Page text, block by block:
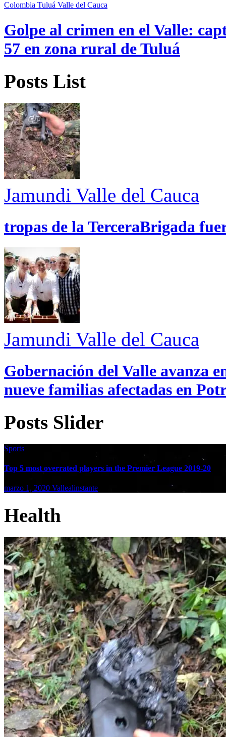
Colombia Tuluá Valle del Cauca
Golpe al crimen en el Valle:
57 en zona rural de Tuluá
Posts List
Jamundi Valle del Cauca
tropas de la TerceraBrigada
Jamundi Valle del Cauca
Gobernación del Valle avanza
nueve familias afectadas en
Posts Slider
Sports
Top 5 most overrated players in the Premier League 2019-20
marzo 1, 2020 Vallealinstante
Health